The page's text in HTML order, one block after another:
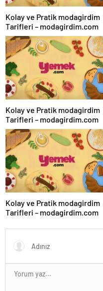
Kolay ve Pratik modagirdim
Tarifleri – modagirdim.com
Kolay ve Pratik modagirdim
Tarifleri – modagirdim.com
Kolay ve Pratik modagirdim
Tarifleri – modagirdim.com